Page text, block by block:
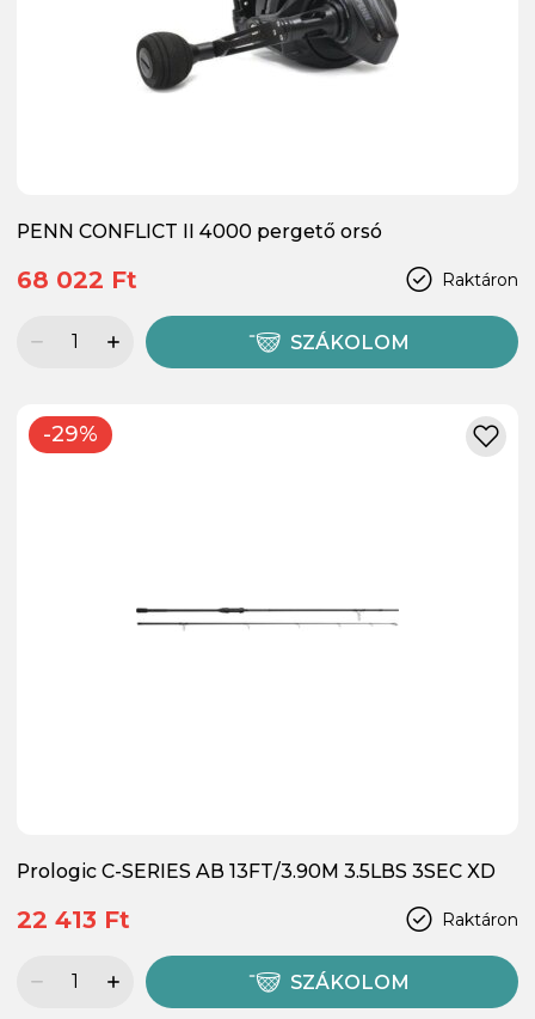
PENN CONFLICT II 4000 pergető orsó
Raktáron
68 022 Ft
SZÁKOLOM
-29%
Prologic C-SERIES AB 13FT/3.90M 3.5LBS 3SEC XD
Raktáron
22 413 Ft
SZÁKOLOM